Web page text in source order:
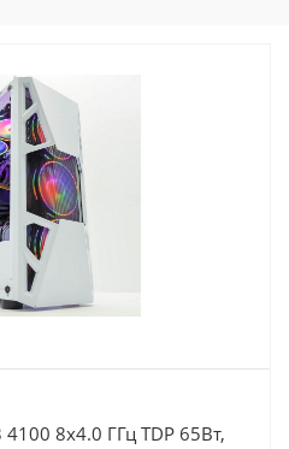
8x4.0 ГГц TDP 65Вт,